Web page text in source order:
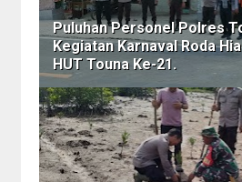
Puluhan Personel Polres
Kegiatan Karnaval Roda
HUT Touna Ke-21.